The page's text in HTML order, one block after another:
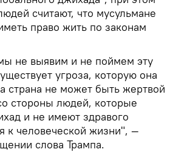
считают, что мусульмане
право жить по законам
не выявим и не поймем эту
угроза, которую она
страна не может быть жертвой
стороны людей, которые
и не имеют здравого
к человеческой жизни", —
слова Трампа.